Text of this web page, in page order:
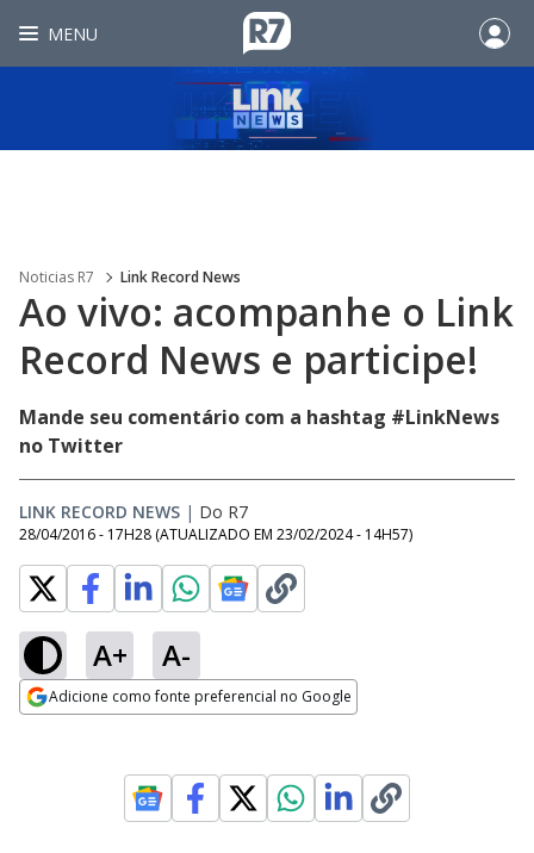
MENU
Noticias R7 Link Record News
Ao vivo: acompanhe o Link
Record News e participe!
Mande seu comentário com a hashtag #LinkNews
no Twitter
LINK RECORD NEWS | Do R7
28/04/2016 - 17H28 (ATUALIZADO EM 23/02/2024 - 14H57)
A+ A-
Adicione como fonte preferencial no Google